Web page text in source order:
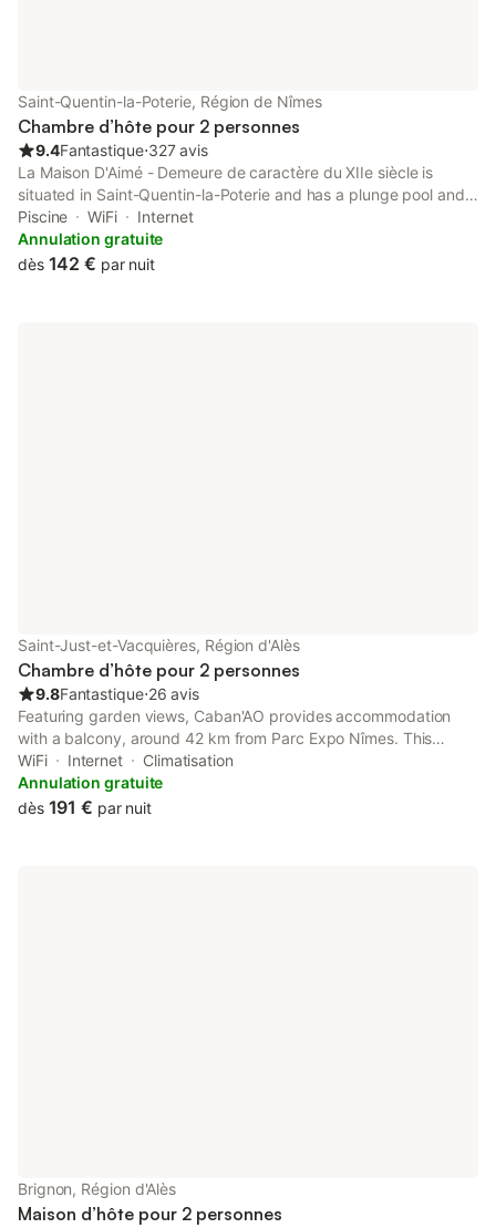
Saint-Quentin-la-Poterie, Région de Nîmes
Chambre d’hôte pour 2 personnes
9.4Fantastique⋅327 avis
La Maison D'Aimé - Demeure de caractère du XIIe siècle is
situated in Saint-Quentin-la-Poterie and has a plunge pool and
inner courtyard views. It is set 33 km from Parc Expo Nîmes and
provides a housekeeping service.
Piscine WiFi
Internet
Annulation gratuite
dès 142 € par nuit
Saint-Just-et-Vacquières, Région d'Alès
Chambre d’hôte pour 2 personnes
9.8Fantastique⋅26 avis
Featuring garden views, Caban'AO provides accommodation
with a balcony, around 42 km from Parc Expo Nîmes. This
property offers access to a terrace, free private parking and
free WiFi. The bed and breakfast features a hot tub and full-day
security.
WiFi Internet
Climatisation
Annulation gratuite
dès 191 € par nuit
Brignon, Région d'Alès
Maison d’hôte pour 2 personnes